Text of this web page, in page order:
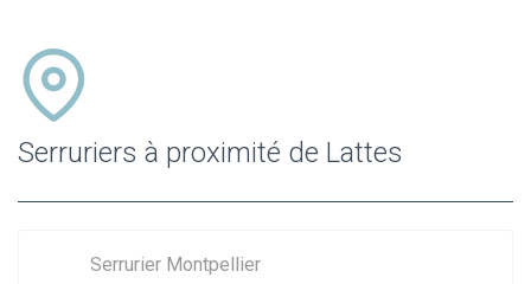
Serruriers à proximité de Lattes
Serrurier Montpellier